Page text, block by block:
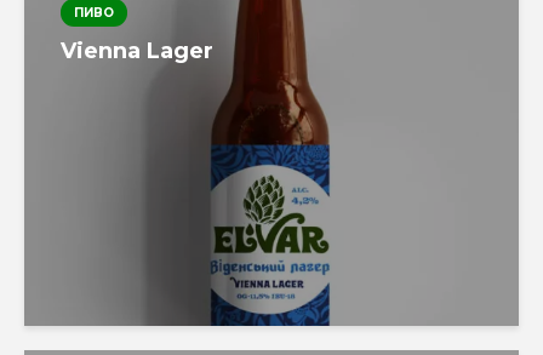
ПИВО
Vienna Lager